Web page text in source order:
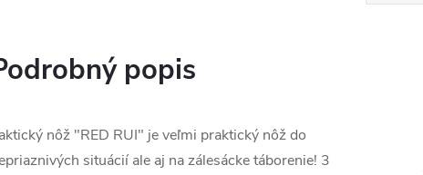
popis
nôž "RED RUI" je veľmi praktický nôž do
situácií ale aj na zálesácke táborenie! 3